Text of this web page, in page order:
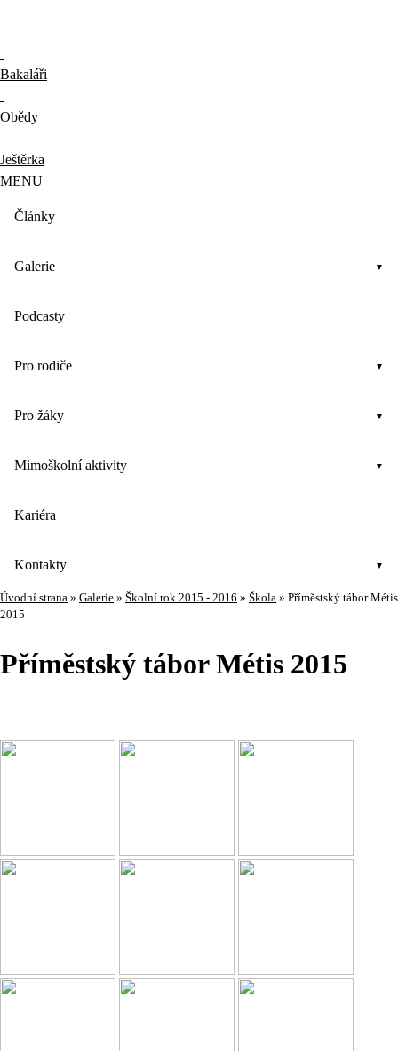
Bakaláři
Obědy
Ještěrka
MENU
Články
Galerie
Podcasty
Pro rodiče
Pro žáky
Mimoškolní aktivity
Kariéra
Kontakty
Úvodní strana » Galerie » Školní rok 2015 - 2016 » Škola » Příměstský tábor Métis
2015
Příměstský tábor Métis 2015